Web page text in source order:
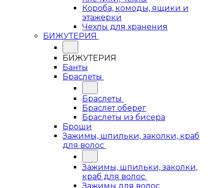
Короба, комоды, ящики и
этажерки
Чехлы для хранения
БИЖУТЕРИЯ
БИЖУТЕРИЯ
Банты
Браслеты
Браслеты
Браслет оберег
Браслеты из бисера
Броши
Зажимы, шпильки, заколки, краб
для волос
Зажимы, шпильки, заколки,
краб для волос
Зажимы для волос